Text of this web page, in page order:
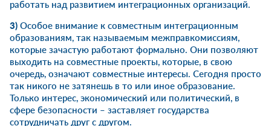
работать над развитием интеграционных организаций.
3) Особое внимание к совместным интеграционным
образованиям, так называемым межправкомиссиям,
которые зачастую работают формально. Они позволяют
выходить на совместные проекты, которые, в свою
очередь, означают совместные интересы. Сегодня просто
так никого не затянешь в то или иное образование.
Только интерес, экономический или политический, в
сфере безопасности – заставляет государства
сотрудничать друг с другом.